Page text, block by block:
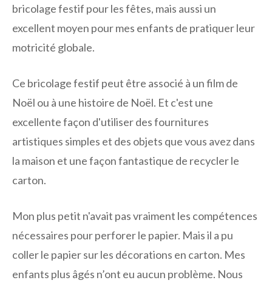
bricolage festif pour les fêtes, mais aussi un
excellent moyen pour mes enfants de pratiquer leur
motricité globale.
Ce bricolage festif peut être associé à un film de
Noël ou à une histoire de Noël. Et c'est une
excellente façon d'utiliser des fournitures
artistiques simples et des objets que vous avez dans
la maison et une façon fantastique de recycler le
carton.
Mon plus petit n'avait pas vraiment les compétences
nécessaires pour perforer le papier. Mais il a pu
coller le papier sur les décorations en carton. Mes
enfants plus âgés n’ont eu aucun problème. Nous